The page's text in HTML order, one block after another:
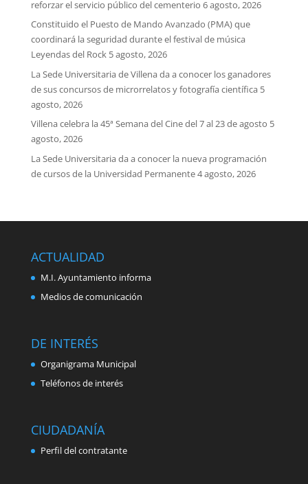
reforzar el servicio público del cementerio 6 agosto, 2026
Constituido el Puesto de Mando Avanzado (PMA) que
coordinará la seguridad durante el festival de música
Leyendas del Rock 5 agosto, 2026
La Sede Universitaria de Villena da a conocer los ganadores
de sus concursos de microrrelatos y fotografía científica 5
agosto, 2026
Villena celebra la 45ª Semana del Cine del 7 al 23 de agosto 5
agosto, 2026
La Sede Universitaria da a conocer la nueva programación
de cursos de la Universidad Permanente4 agosto, 2026
ACTUALIDAD
M.I. Ayuntamiento informa
Medios de comunicación
DE INTERÉS
Organigrama Municipal
Teléfonos de interés
CIUDADANÍA
Perfil del contratante